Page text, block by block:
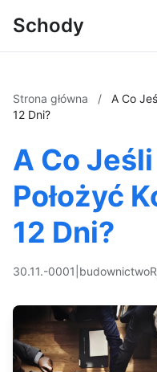
Schody
Strona główna /
A Co
12 Dni?
A Co
Położyć
12 Dni?
30.11.-0001 budownictwo